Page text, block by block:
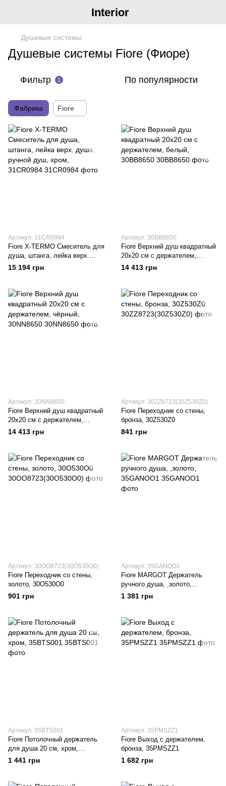
Interior
Душевые системы
Душевые системы Fiore (Фиоре)
Фильтр 1 По популярности
Фабрика Fiore
Артикул: 31CR0984
Fiore X-TERMO Смеситель для
душа, штанга, лейка верх.
душа, ручной душ, хром,
31CR0984
15 194 грн
Артикул: 30BB8650
Fiore Верхний душ квадратный
20x20 см с держателем,
белый, 30BB8650
14 413 грн
Артикул: 30NN8650
Fiore Верхний душ квадратный
20x20 см с держателем,
чёрный, 30NN8650
14 413 грн
Артикул: 30ZZ8723(30Z530Z0)
Fiore Переходник со стены,
бронза, 30Z530Z0
841 грн
Артикул: 30OO8723(30O530O0)
Fiore Переходник со стены,
золото, 30O530O0
901 грн
Артикул: 35GANOO1
Fiore MARGOT Держатель
ручного душа, ,золото,
35GANOO1
1 381 грн
Артикул: 35BTS001
Fiore Потолочный держатель
для душа 20 см, хром,
35BTS001
1 441 грн
Артикул: 35PMSZZ1
Fiore Выход с держателем,
бронза, 35PMSZZ1
1 682 грн